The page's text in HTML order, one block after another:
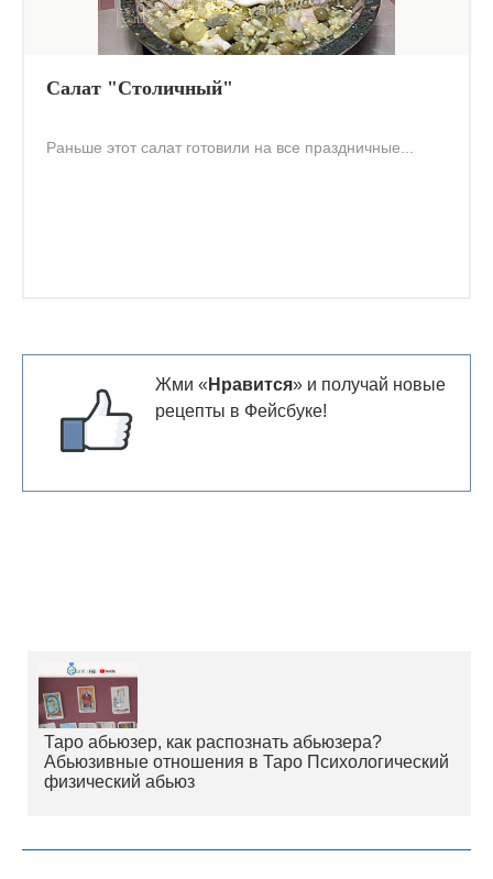
Салат "Столичный"
Раньше этот салат готовили на все праздничные...
Жми « Нравится» и получай новые
рецепты в Фейсбуке!
Таро абьюзер, как распознать абьюзера?
Абьюзивные отношения в Таро Психологический
физический абьюз